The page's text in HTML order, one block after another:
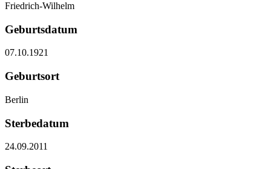
Friedrich-Wilhelm
Geburtsdatum
07.10.1921
Geburtsort
Berlin
Sterbedatum
24.09.2011